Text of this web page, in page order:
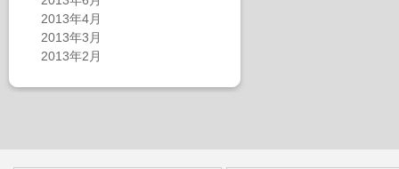
2013年4月
2013年3月
2013年2月